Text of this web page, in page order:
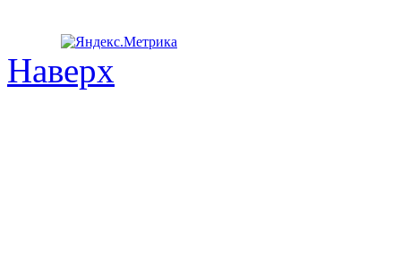
Наверх